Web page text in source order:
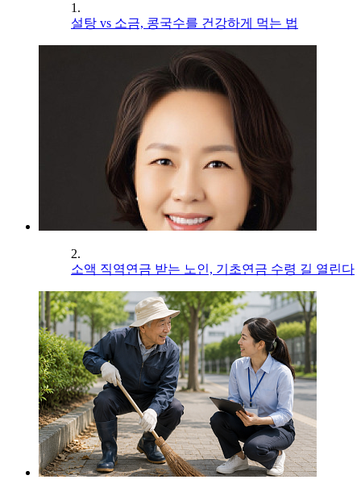
1.
설탕 vs 소금, 콩국수를 건강하게 먹는 법
2.
소액 직역연금 받는 노인, 기초연금 수령 길 열린다